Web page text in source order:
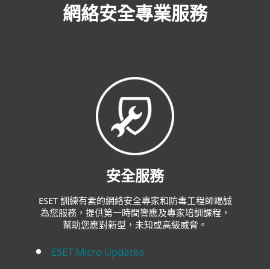
網絡安全專業服務
安全服務
ESET 訓練有素的網絡安全專家和防毒工程師竭誠
為您服務，提供第一時間響應及專家培訓課程，
幫助您應對新型，未知或高級威脅。
ESET Micro Updates